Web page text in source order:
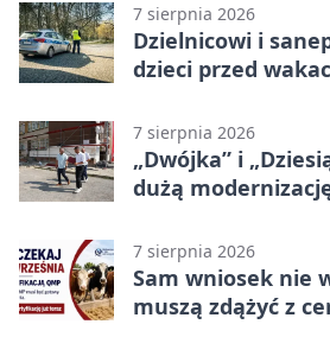
7 sierpnia 2026
Dzielnicowi i
dzieci przed
7 sierpnia 2026
„Dwójka” i
dużą
7 sierpnia 2026
Sam wniosek nie
muszą zdążyć z